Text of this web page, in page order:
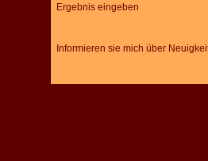
Ergebnis eingeben
Informieren sie mich über